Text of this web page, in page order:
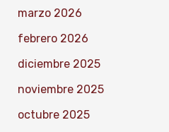
marzo 2026
febrero 2026
diciembre 2025
noviembre 2025
octubre 2025